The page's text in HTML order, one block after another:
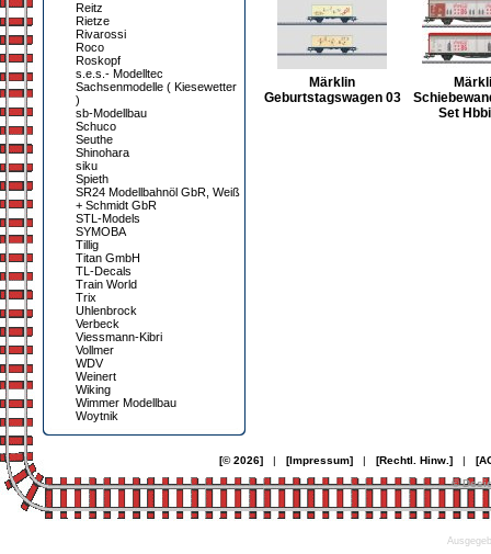
Reitz
Rietze
Rivarossi
Roco
Roskopf
s.e.s.- Modelltec
Sachsenmodelle ( Kiesewetter
)
sb-Modellbau
Schuco
Seuthe
Shinohara
siku
Spieth
SR24 Modellbahnöl GbR, Weiß
+ Schmidt GbR
STL-Models
SYMOBA
Tillig
Titan GmbH
TL-Decals
Train World
Trix
Uhlenbrock
Verbeck
Viessmann-Kibri
Vollmer
WDV
Weinert
Wiking
Wimmer Modellbau
Woytnik
Märklin
Geburtstagswagen 03
Set
[© 2026]| [Impressum]| [Rechtl. Hinw.]|
©